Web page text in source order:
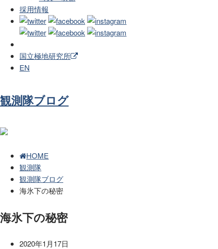
採用情報
国立極地研究所
EN
観測隊ブログ
HOME
観測隊
観測隊ブログ
海氷下の秘密
海氷下の秘密
2020年1月17日